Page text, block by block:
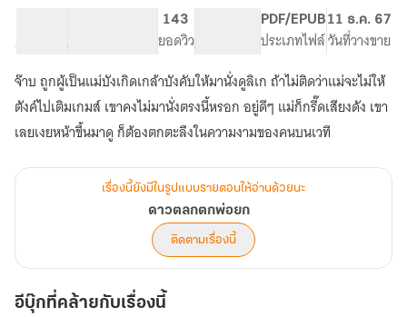
จำนวนคำ จำนวนหน้า (A5)
143
ยอดวิวระดับเนื้อหา
PDF/EPUB
ประเภทไฟล์
11 ธ.ค. 67
วันที่วางขาย
จ๊าบ ถูกผู้เป็นแม่บังเกิดเกล้าบังคับให้มานั่งดูลิเก ถ้าไม่ติดว่าแม่จะไม่ให้
ตังค์ไปเติมเกมส์ เขาคงไม่มานั่งตรงนี้หรอก อยู่ดีๆ แม่ก็กรี๊ดเสียงดัง เขา
เลยเงยหน้าขึ้นมาดู ก็ต้องตกตะลึงในความงามของคนบนเวที
เรื่องนี้ยังมีในรูปแบบรายตอนให้อ่านด้วยนะ
ดาวตลกตกพ่อยก
ติดตามเรื่องนี้
อีบุ๊กที่คล้ายกับเรื่องนี้